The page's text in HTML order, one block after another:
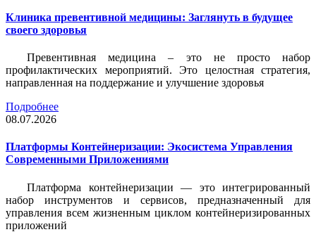
Клиника превентивной медицины: Заглянуть в будущее
своего здоровья
Превентивная медицина – это не просто набор
профилактических мероприятий. Это целостная стратегия,
направленная на поддержание и улучшение здоровья
Подробнее
08.07.2026
Платформы Контейнеризации: Экосистема Управления
Современными Приложениями
Платформа контейнеризации — это интегрированный
набор инструментов и сервисов, предназначенный для
управления всем жизненным циклом контейнеризированных
приложений